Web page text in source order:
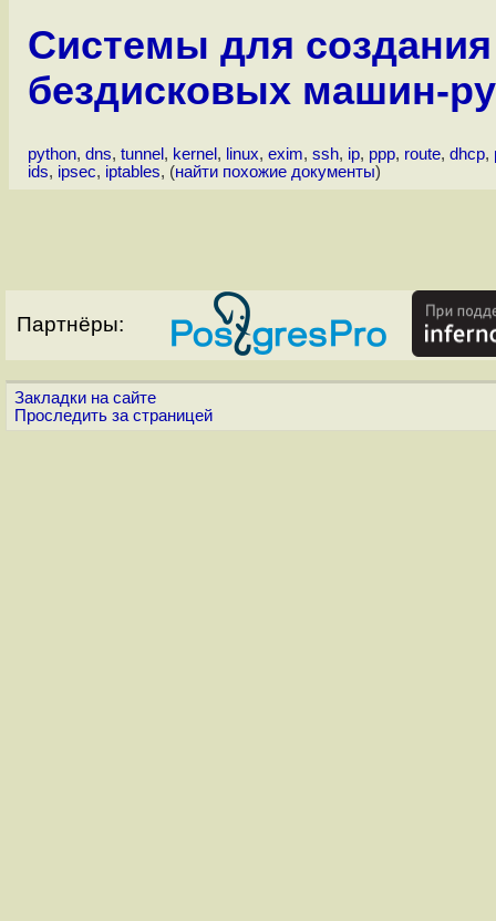
Системы для создания
бездисковых машин-
python, dns, tunnel , kernel , linux, exim, ssh, ip, ppp, route, dhcp,
ids, ipsec, iptables, (найти похожие документы)
Партнёры:
Закладки на сайте
Проследить за страницей